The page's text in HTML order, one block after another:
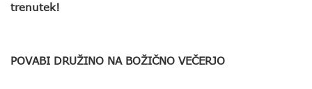
trenutek!
POVABI DRUŽINO NA BOŽIČNO VEČERJO